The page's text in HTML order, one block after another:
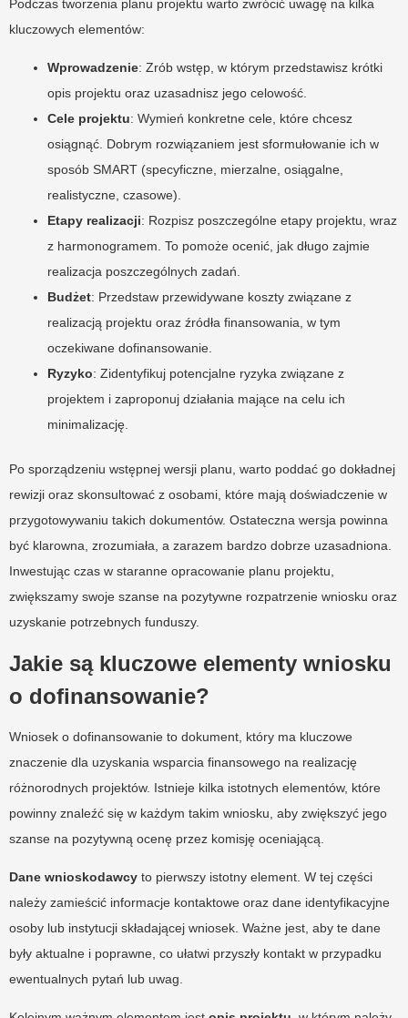
Podczas tworzenia planu projektu warto zwrócić uwagę na kilka
kluczowych elementów:
Wprowadzenie: Zrób wstęp, w którym przedstawisz krótki
opis projektu oraz uzasadnisz jego celowość.
Cele projektu: Wymień konkretne cele, które chcesz
osiągnąć. Dobrym rozwiązaniem jest sformułowanie ich w
sposób SMART (specyficzne, mierzalne, osiągalne,
realistyczne, czasowe).
Etapy realizacji: Rozpisz poszczególne etapy projektu, wraz
z harmonogramem. To pomoże ocenić, jak długo zajmie
realizacja poszczególnych zadań.
Budżet: Przedstaw przewidywane koszty związane z
realizacją projektu oraz źródła finansowania, w tym
oczekiwane dofinansowanie.
Ryzyko: Zidentyfikuj potencjalne ryzyka związane z
projektem i zaproponuj działania mające na celu ich
minimalizację.
Po sporządzeniu wstępnej wersji planu, warto poddać go dokładnej
rewizji oraz skonsultować z osobami, które mają doświadczenie w
przygotowywaniu takich dokumentów. Ostateczna wersja powinna
być klarowna, zrozumiała, a zarazem bardzo dobrze uzasadniona.
Inwestując czas w staranne opracowanie planu projektu,
zwiększamy swoje szanse na pozytywne rozpatrzenie wniosku oraz
uzyskanie potrzebnych funduszy.
Jakie są kluczowe elementy wniosku
o dofinansowanie?
Wniosek o dofinansowanie to dokument, który ma kluczowe
znaczenie dla uzyskania wsparcia finansowego na realizację
różnorodnych projektów. Istnieje kilka istotnych elementów, które
powinny znaleźć się w każdym takim wniosku, aby zwiększyć jego
szanse na pozytywną ocenę przez komisję oceniającą.
Dane wnioskodawcy to pierwszy istotny element. W tej części
należy zamieścić informacje kontaktowe oraz dane identyfikacyjne
osoby lub instytucji składającej wniosek. Ważne jest, aby te dane
były aktualne i poprawne, co ułatwi przyszły kontakt w przypadku
ewentualnych pytań lub uwag.